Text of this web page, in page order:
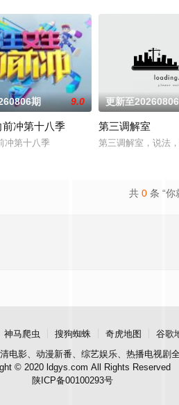
玮柏、刘涛等担任大众评审，周晓燕、梁
长训练营，优胜者将有机会获得优酷头
期 9.0
前冲第十八季
冲第十八季
更新至
第三调解室
第三调解室，说法
共 0 条 “你
神马爬虫 搜狗蜘蛛 奇虎地图 谷歌
电影、动漫新番、综艺娱乐、热播电视剧
© 2020 ldgys.com All Rights Reserved
陕ICP备00100293号